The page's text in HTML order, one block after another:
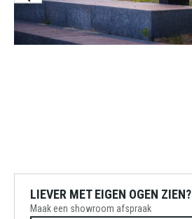
LIEVER MET EIGEN OGEN ZIEN?
Maak een showroom afspraak